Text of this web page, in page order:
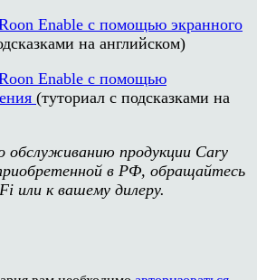
Enable с помощью экранного
на английском)
Enable с помощью
(туториал с подсказками на
обслуживанию продукции Cary
в РФ, обращайтесь
или к вашему дилеру.